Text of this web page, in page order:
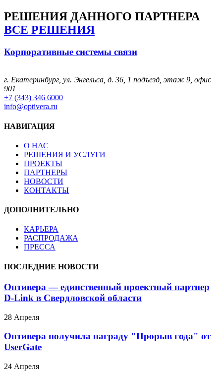
РЕШЕНИЯ ДАННОГО ПАРТНЕРА
ВСЕ РЕШЕНИЯ
Корпоративные системы связи
г. Екатеринбург, ул. Энгельса, д. 36, 1 подъезд, этаж 9, офис
901
+7 (343) 346 6000
info@optivera.ru
НАВИГАЦИЯ
О НАС
РЕШЕНИЯ И УСЛУГИ
ПРОЕКТЫ
ПАРТНЕРЫ
НОВОСТИ
КОНТАКТЫ
ДОПОЛНИТЕЛЬНО
КАРЬЕРА
РАСПРОДАЖА
ПРЕССА
ПОСЛЕДНИЕ НОВОСТИ
Оптивера — единственный проектный партнер
D-Link в Свердловской области
28 Апреля
Оптивера получила награду "Прорыв года" от
UserGate
24 Апреля